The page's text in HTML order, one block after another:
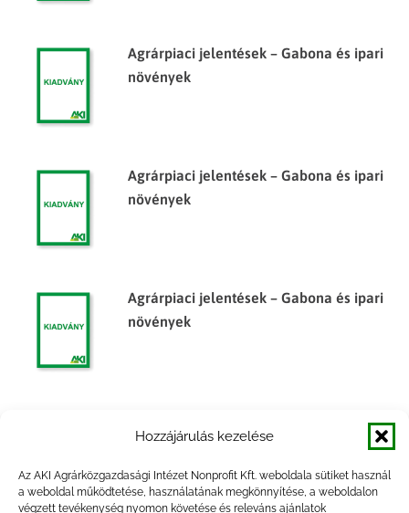
Hozzájárulás kezelése
Az AKI Agrárközgazdasági Intézet Nonprofit Kft. weboldala sütiket használ
a weboldal működtetése, használatának megkönnyítése, a weboldalon
végzett tevékenység nyomon követése és releváns ajánlatok
Agrárpiaci jelentések – Gabona és ipari
növények
Agrárpiaci jelentések – Gabona és ipari
növények
Agrárpiaci jelentések – Gabona és ipari
növények
Agrárpiaci jelentések – Gabona és ipari
növények